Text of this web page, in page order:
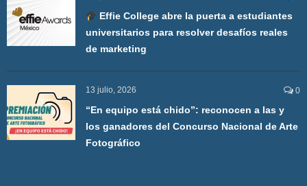
Effie College abre la puerta a estudiantes
universitarios para resolver desafíos reales
de marketing
13 julio, 2026 0
“En equipo está chido”: reconocen a las y
los ganadores del Concurso Nacional de Arte
Fotográfico